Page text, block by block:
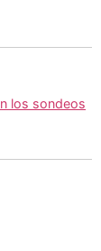
los sondeos